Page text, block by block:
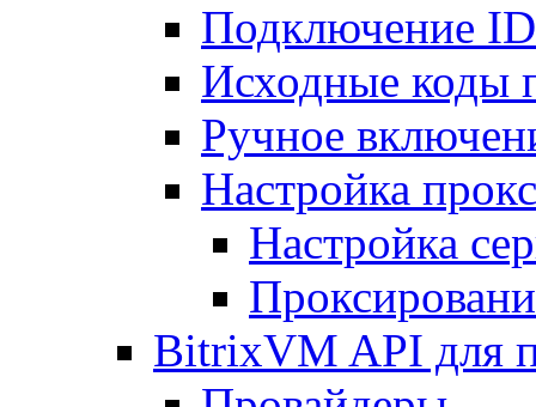
Подключение
Исходные коды
Ручное
Настройка
Настройка
BitrixVM API для